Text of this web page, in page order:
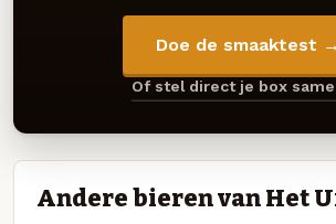
Doe de smaaktest →
Of stel direct je box
Andere bieren van Het